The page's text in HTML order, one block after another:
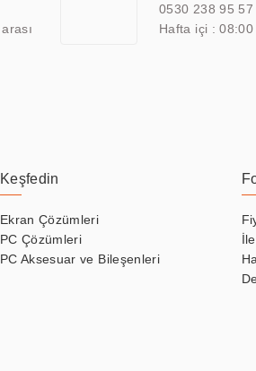
0530 238 95 57
Hafta içi : 08:00
Keşfedin
Ekran Çözümleri
PC Çözümleri
PC Aksesuar ve Bileşenleri